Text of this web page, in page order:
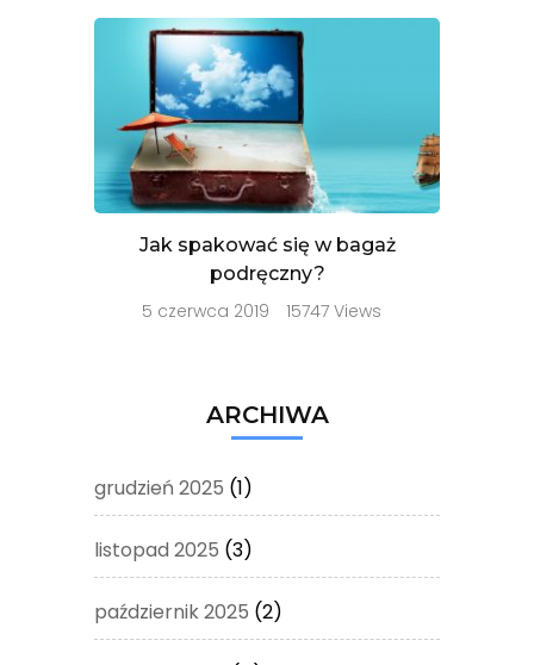
Jak spakować się w bagaż
podręczny?
5 czerwca 2019 15747 Views
ARCHIWA
grudzień 2025 (1)
listopad 2025 (3)
październik 2025 (2)